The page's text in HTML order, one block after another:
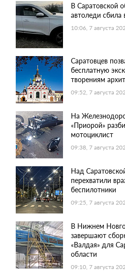
В Саратовской
автоледи сбила
10:06, 7 августа
Саратовцев
бесплатную
творениям
09:52, 7 августа
На
«Приорой»
мотоциклист
09:38, 7 августа
Над
перехватили
беспилотники
09:25, 7 августа
В Нижнем
завершают
«Валдая» для
области
09:10, 7 августа